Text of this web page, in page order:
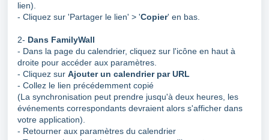
lien).
- Cliquez sur 'Partager le lien' > 'Copier' en bas.
2- Dans FamilyWall
- Dans la page du calendrier, cliquez sur l'icône en haut à
droite pour accéder aux paramètres.
- Cliquez sur Ajouter un calendrier par URL
- Collez le lien précédemment copié
(La synchronisation peut prendre jusqu'à deux heures, les
événements correspondants devraient alors s'afficher dans
votre application).
- Retourner aux paramètres du calendrier